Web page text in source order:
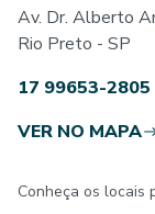
Av. Dr. Alberto
Rio Preto - SP
17 99653-2805
VER NO MAPA
Conheça os locais